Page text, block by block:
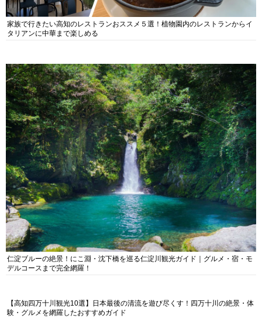
家族で行きたい高知のレストランおススメ５選！植物園内のレストランからイ
タリアンに中華まで楽しめる
仁淀ブルーの絶景！にこ淵・沈下橋を巡る仁淀川観光ガイド｜グルメ・宿・モ
デルコースまで完全網羅！
【高知四万十川観光10選】日本最後の清流を遊び尽くす！四万十川の絶景・体
験・グルメを網羅したおすすめガイド